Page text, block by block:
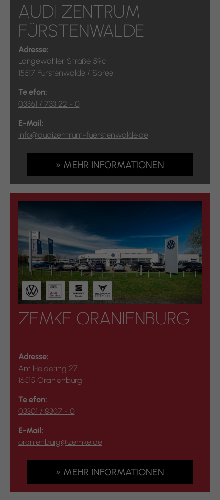
AUDI ZENTRUM
FÜRSTENWALDE
Adresse:
Langewahler Straße 59c
15517 Fürstenwalde / Spree
Telefon:
03361 / 733 22 - 0
E-Mail:
info@audizentrum-fuerstenwalde.de
» MEHR INFORMATIONEN
ZEMKE ORANIENBURG
Adresse:
Am Heidering 27
16515 Oranienburg
Telefon:
03301 / 8307 - 0
E-Mail:
oranienburg@zemke.de
» MEHR INFORMATIONEN